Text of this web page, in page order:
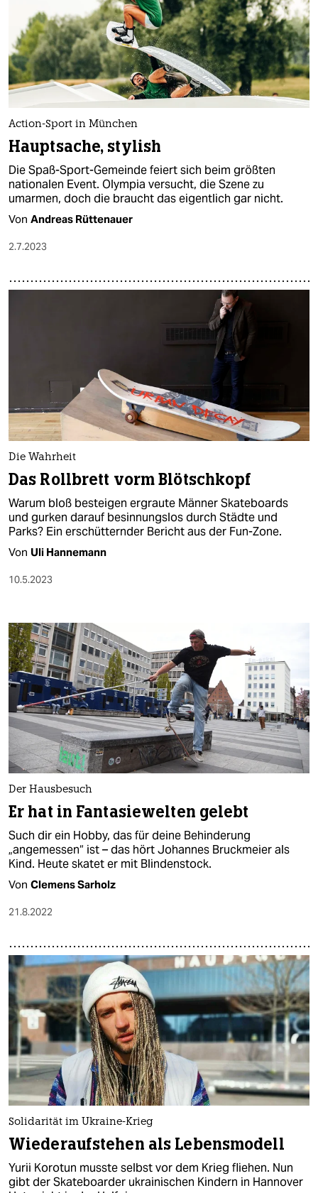
Action-Sport in München
Hauptsache, stylish
Die Spaß-Sport-Gemeinde feiert sich beim größten
nationalen Event. Olympia versucht, die Szene zu
umarmen, doch die braucht das eigentlich gar nicht.
Von Andreas Rüttenauer
2.7.2023
Die Wahrheit
Das Rollbrett vorm Blötschkopf
Warum bloß besteigen ergraute Männer Skateboards
und gurken darauf besinnungslos durch Städte und
Parks? Ein erschütternder Bericht aus der Fun-Zone.
Von Uli Hannemann
10.5.2023
Der Hausbesuch
Er hat in Fantasiewelten gelebt
Such dir ein Hobby, das für deine Behinderung
„angemessen“ ist – das hört Johannes Bruckmeier als
Kind. Heute skatet er mit Blindenstock.
Von Clemens Sarholz
21.8.2022
Solidarität im Ukraine-Krieg
Wiederaufstehen als Lebensmodell
Yurii Korotun musste selbst vor dem Krieg fliehen. Nun
gibt der Skateboarder ukrainischen Kindern in Hannover